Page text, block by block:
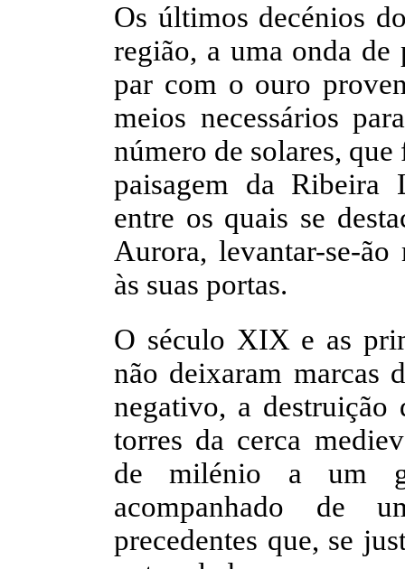
Os últimos decénios
região, a uma onda de
par com o ouro
meios necessários
número de solares,
paisagem da Ribeira
entre os quais se
Aurora, levantar-se-
às suas portas.
O século XIX e as
não deixaram marcas
negativo, a destruição
torres da cerca
de milénio a um
acompanhado de
precedentes que, se